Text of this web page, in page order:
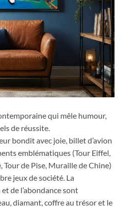
qui mêle humour,
de réussite.
bondit avec joie, billet d’avion
emblématiques (Tour Eiffel,
Tour de Pise, Muraille de Chine)
jeux de société. La
de l’abondance sont
diamant, coffre au trésor et le